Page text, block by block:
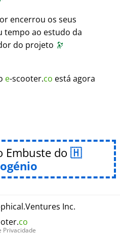
encerrou os seus
tempo ao estudo da
do projeto 🔭
e-scooter.co está agora
Embuste do
.Ventures Inc.
co
Privacidade